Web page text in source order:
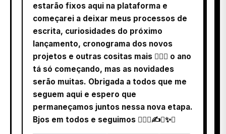
estarão fixos aqui na plataforma e
começarei a deixar meus processos de
escrita, curiosidades do próximo
lançamento, cronograma dos novos
projetos e outras cositas mais  o ano
tá só começando, mas as novidades
serão muitas. Obrigada a todos que me
seguem aqui e espero que
permaneçamos juntos nessa nova etapa.
Bjos em todos e seguimos ✍✨